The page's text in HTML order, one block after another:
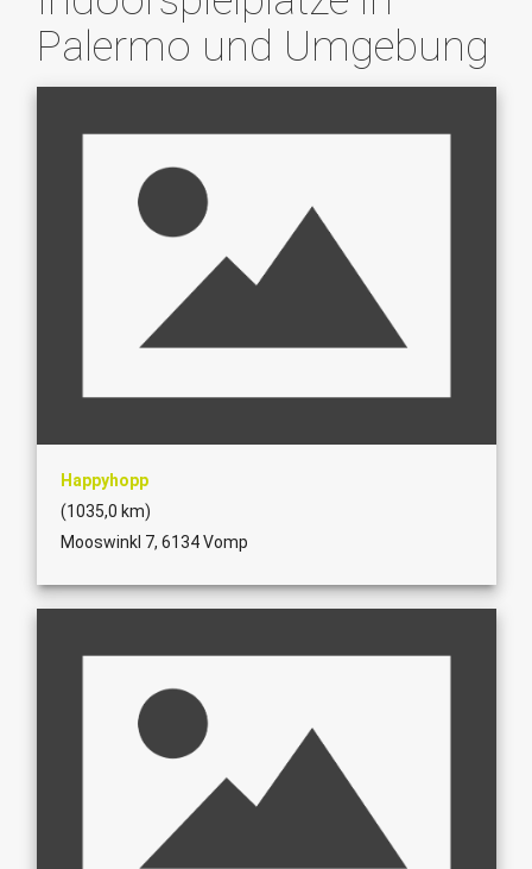
Palermo und Umgebung
Happyhopp
(1035,0 km)
Mooswinkl 7, 6134 Vomp